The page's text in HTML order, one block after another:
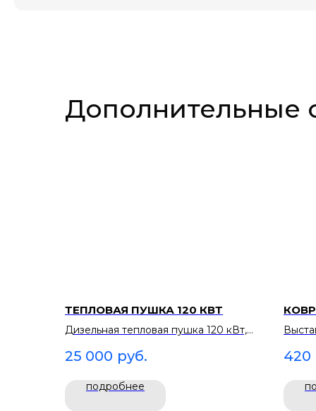
Дополнительные
ТЕПЛОВАЯ ПУШКА 120 КВТ
Дизельная тепловая пушка 120 кВт,
холодное время.
25 000 руб.
подробнее
420